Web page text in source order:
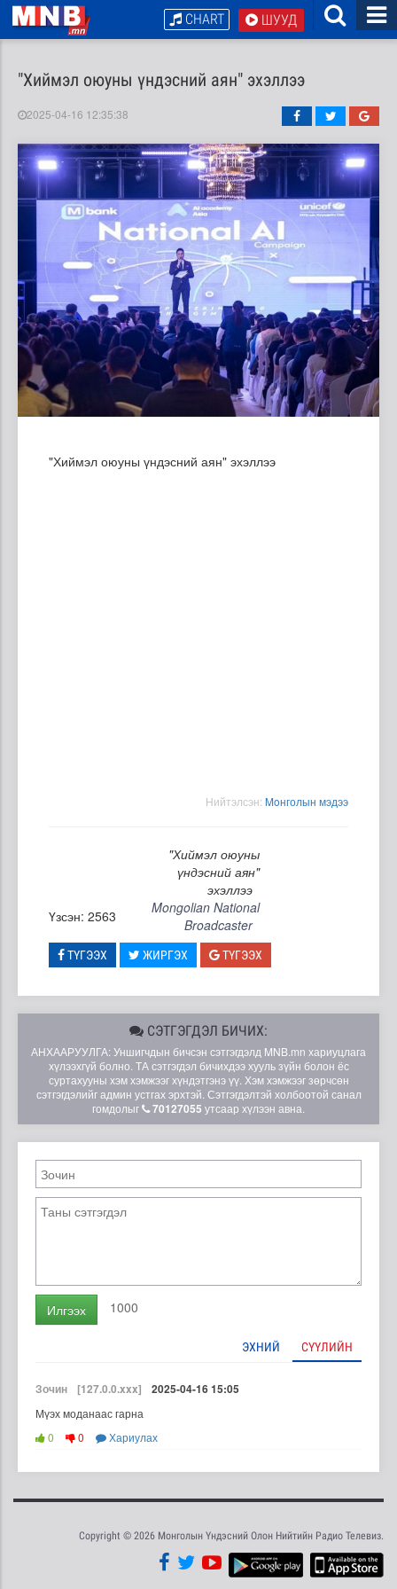
ШУУД
CHART
"Хиймэл оюуны үндэсний аян" эхэллээ
2025-04-16 12:35:38
"Хиймэл оюуны үндэсний аян" эхэллээ
Нийтэлсэн: Moнголын мэдээ
"Хиймэл оюуны
үндэсний аян"
эхэллээ
Үзсэн: 2563
Mongolian National
Broadcaster
ТҮГЭЭХ ЖИРГЭХ ТҮГЭЭХ
СЭТГЭГДЭЛ БИЧИХ:
АНХААРУУЛГА: Уншигчдын бичсэн сэтгэгдэлд MNB.mn хариуцлага
хүлээхгүй болно. ТА сэтгэгдэл бичихдээ хууль зүйн болон ёс
суртахууны хэм хэмжээг хүндэтгэнэ үү. Хэм хэмжээг зөрчсөн
сэтгэгдэлийг админ устгах эрхтэй. Сэтгэгдэлтэй холбоотой санал
гомдолыг
70127055 утсаар хүлээн авна.
Илгээх 1000
ЭХНИЙ СҮҮЛИЙН
Зочин [127.0.0.xxx] 2025-04-16 15:05
Мүэх моданаас гарна
0
0 Хариулах
Copyright © 2026 Монголын Үндэсний Олон Нийтийн Радио Телевиз.